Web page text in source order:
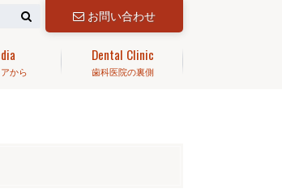
お問い合わせ
から 歯科医院の裏側
Dental Clinic